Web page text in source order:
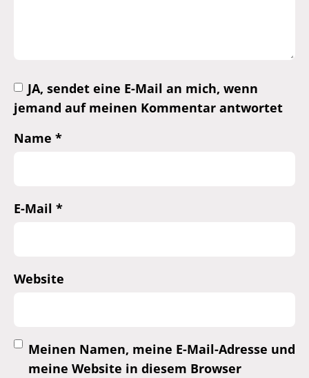
JA, sendet eine E-Mail an mich, wenn
jemand auf meinen Kommentar antwortet
Name *
E-Mail *
Website
Meinen Namen, meine E-Mail-Adresse und
meine Website in diesem Browser